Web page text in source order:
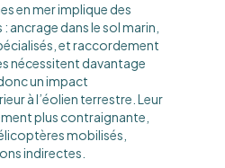
en mer implique des
dans le sol marin,
et raccordement
nécessitent davantage
un impact
à l’éolien terrestre. Leur
plus contraignante,
mobilisés,
indirectes.